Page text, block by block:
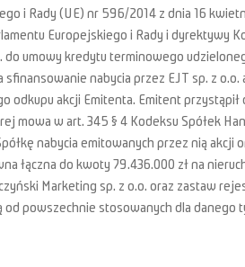
i Rady (UE) nr 596/2014 z dnia 16
Europejskiego i Rady i dyrektywy
umowy kredytu terminowego
nabycia przez EJT sp. z
odkupu akcji Emitenta. Emitent
w art. 345 § 4 Kodeksu Spółek
nabycia emitowanych przez nią akcji
do kwoty 79.436.000 zł na
Marketing sp. z o.o. oraz zastaw
powszechnie stosowanych dla danego